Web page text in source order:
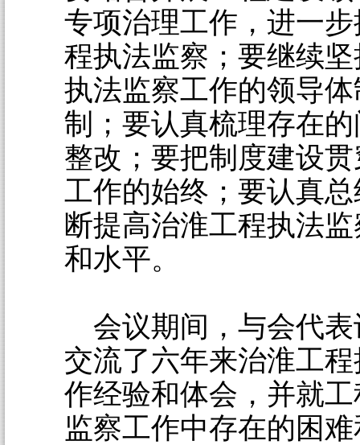
专项治理工作，进一
程执法监察；要继续
执法监察工作的领导
制；要认真梳理存在
整改；要把制度建设
工作的始终；要认真
断提高治淮工程执法
和水平。
会议期间，与会代表
交流了六年来治淮工
作经验和体会，并就
监察工作中存在的困